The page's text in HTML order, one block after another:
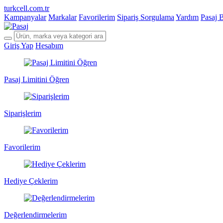
turkcell.com.tr
Kampanyalar Markalar Favorilerim Sipariş Sorgulama Yardım Pasaj
Giriş Yap Hesabım
Pasaj Limitini Öğren
Siparişlerim
Favorilerim
Hediye Çeklerim
Değerlendirmelerim